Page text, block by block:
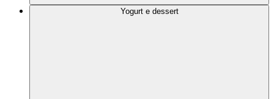
Yogurt e dessert